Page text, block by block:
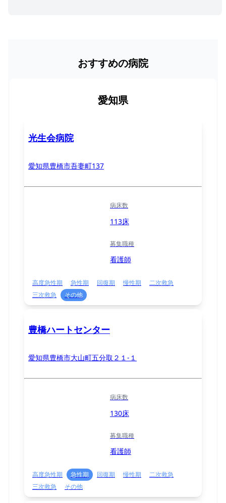
おすすめの病院
愛知県
光生会病院
愛知県豊橋市吾妻町137
病床数
113床
募集職種
看護師
高度急性期 急性期 回復期 慢性期
二次救急
三次救急
その他
豊橋ハートセンター
愛知県豊橋市大山町五分取２１-１
病床数
130床
募集職種
看護師
高度急性期 急性期 回復期 慢性期
二次救急
三次救急
その他